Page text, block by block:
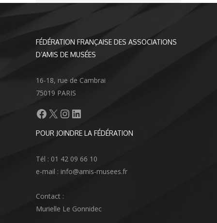
FÉDÉRATION FRANÇAISE DES ASSOCIATIONS
D’AMIS DE MUSÉES
16-18, rue de Cambrai
75019 PARIS
Facebook
X Instagram
LinkedIn
POUR JOINDRE LA FÉDÉRATION
Tél : 01 42 09 66 10
e-mail : info@amis-musees.fr
Contact :
Murielle Le Gonnidec